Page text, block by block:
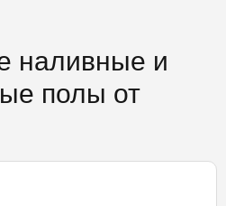
наливные и
полы от